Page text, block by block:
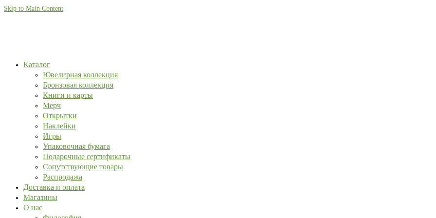
Skip to Main Content
Каталог
Ювелирная коллекция
Бронзовая коллекция
Книги и карты
Мерч
Открытки
Наклейки
Игры
Упаковочная бумага
Подарочные сертификаты
Сопутствующие товары
Распродажа
Доставка и оплата
Магазины
О нас